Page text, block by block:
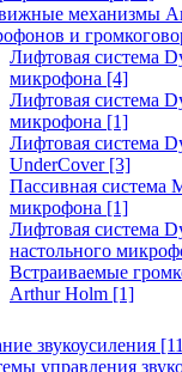
механизмы
и
Лифтовая система
микрофона [4]
Лифтовая система
микрофона [1]
Лифтовая система
UnderCover [3]
Пассивная система
микрофона [1]
Лифтовая система
настольного
Встраиваемые
Arthur Holm [1]
звукоусиления
управления